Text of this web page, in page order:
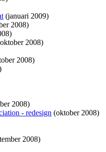
(januari 2009)
2008)
2008)
2008)
2008)
- redesign (oktober 2008)
2008)